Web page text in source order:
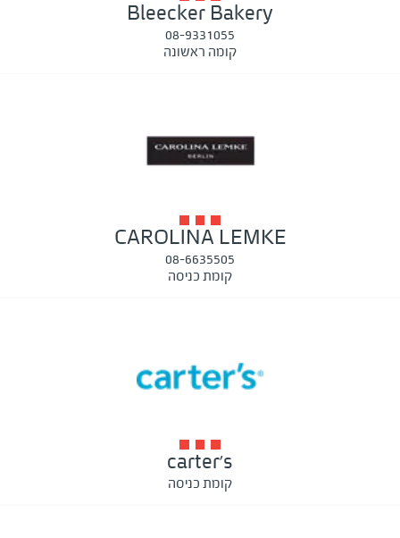
Bleecker Bakery
08-9331055
קומה ראשונה
CAROLINA LEMKE
08-6635505
קומת כניסה
carter's
קומת כניסה